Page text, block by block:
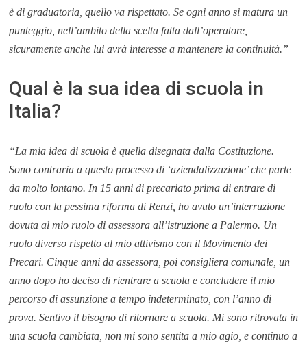
è di graduatoria, quello va rispettato. Se ogni anno si matura un
punteggio, nell’ambito della scelta fatta dall’operatore,
sicuramente anche lui avrà interesse a mantenere la continuità.”
Qual è la sua idea di scuola in
Italia?
“La mia idea di scuola è quella disegnata dalla Costituzione.
Sono contraria a questo processo di ‘aziendalizzazione’ che parte
da molto lontano. In 15 anni di precariato prima di entrare di
ruolo con la pessima riforma di Renzi, ho avuto un’interruzione
dovuta al mio ruolo di assessora all’istruzione a Palermo. Un
ruolo diverso rispetto al mio attivismo con il Movimento dei
Precari. Cinque anni da assessora, poi consigliera comunale, un
anno dopo ho deciso di rientrare a scuola e concludere il mio
percorso di assunzione a tempo indeterminato, con l’anno di
prova. Sentivo il bisogno di ritornare a scuola. Mi sono ritrovata in
una scuola cambiata, non mi sono sentita a mio agio, e continuo a